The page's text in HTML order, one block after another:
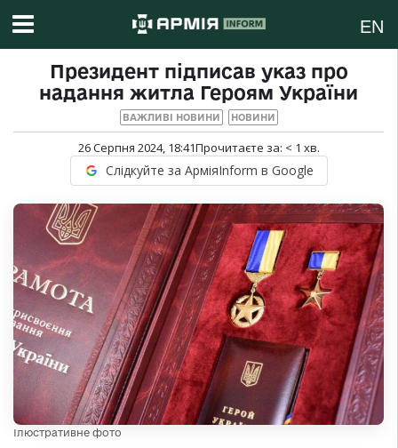
EN
Президент підписав указ про
надання житла Героям України
ВАЖЛИВІ НОВИНИ НОВИНИ
26 Серпня 2024, 18:41Прочитаєте за: < 1 хв.
Слідкуйте за АрміяInform в Google
Ілюстративне фото